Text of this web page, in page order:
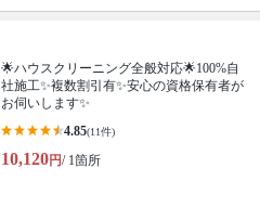
🌟ハウスクリーニング全般対応🌟100%自
社施工✨複数割引有✨安心の資格保有者が
お伺いします✨
4.85(11件)
10,120円/ 1箇所